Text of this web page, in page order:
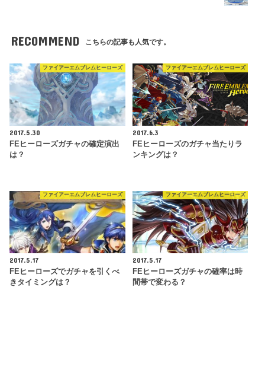
RECOMMEND こちらの記事も人気です。
ファイアーエムブレムヒーローズ
2017.5.30
FEヒーローズガチャの確定演出
は？
ファイアーエムブレムヒーローズ
2017.6.3
FEヒーローズのガチャ当たりラ
ンキングは？
ファイアーエムブレムヒーローズ
2017.5.17
FEヒーローズでガチャを引くべ
きタイミングは？
ファイアーエムブレムヒーローズ
2017.5.17
FEヒーローズガチャの確率は時
間帯で変わる？